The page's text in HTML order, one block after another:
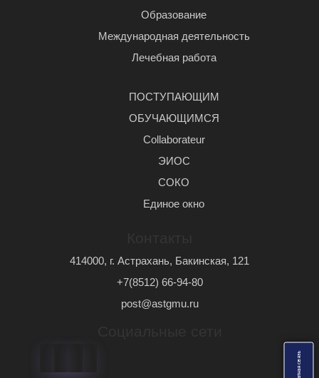
ь
Образование
Международная деятельность
Лечебная работа
ПОСТУПАЮЩИМ
ОБУЧАЮЩИМСЯ
Сollaborateur
ЭИОС
СОКО
Единое окно
414000, г. Астрахань, Бакинская, 121
+7(8512) 66-94-80
post@astgmu.ru